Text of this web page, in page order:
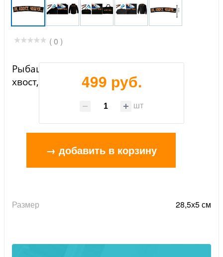
( 0 )
Рыбацкая нашивка с надписью "Эх,
хвост, чешуя..."499 руб.
шт
→ добавить в корзину
Размер 28,5х5 см